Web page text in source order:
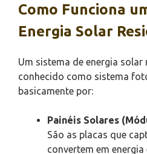
Como Funciona
Energia Solar
Um sistema de energia solar
conhecido como sistema
basicamente por:
Painéis Solares
São as placas que
convertem em